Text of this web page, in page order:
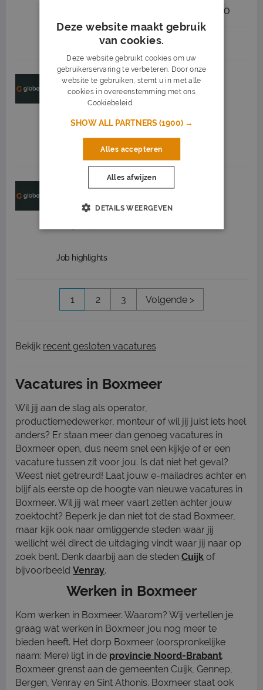
MBO
Job highlights
Medewerker bosmaaier in Venray
Globen Venray (14 km)
32 - 40 uur MBO
Job highlights
Machinist veegmachine Venray
Globen Venray (14 km)
Job highlights
1 2 3 Volgende >
Bekijk recent gesloten vacatures
Vacatures in Boxmeer
Wil jij aan de slag als operator,
productiemedewerker, monteur of wil jij juist iets heel
anders? Er staan meer dan genoeg vacatures in
Boxmeer open, dus neem snel een kijkje of er een
vacature tussen zit voor jou. Is dat niet het geval?
Weest niet getreurd! Laat jouw e-mailadres achter en
blijf als eerste op de hoogte van nieuwe vacatures in
Boxmeer. Wil jij wat meer vaart zetten achter jouw
zoektocht? Beperk je dan niet tot de stad Boxmeer,
maar kijk ook naar omliggende steden waar jij
wellicht wél direct de uitdaging vindt waar jij naar op
zoek bent. Denk daarbij aan de steden Cuijk of
bijvoorbeeld Venray.
Werken in Boxmeer
Kom werken in Boxmeer. Waarom? Wij vertellen je
graag wat werken in Boxmeer jou nog meer te
bieden heeft. Het dorp Boxmeer (oorspronkelijke
naam: Mere) ligt in de provincie Noord-Brabant.
Boxmeer grenst aan de gemeenten Cuijk, Gennep,
Bergen, Venray en Sint Athonis. Boxmeer staat ook
Deze website maakt gebruik
van cookies.
Deze website gebruikt cookies om uw
gebruikerservaring te verbeteren. Door onze
website te gebruiken, stemt u in met alle
cookies in overeenstemming met ons
Cookiebeleid.
SHOW ALL PARTNERS(1900) →
Alles accepteren
Alles afwijzen
DETAILS WEERGEVEN